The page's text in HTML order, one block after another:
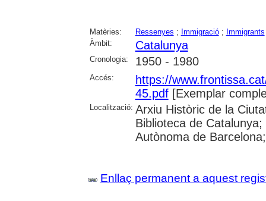
Matèries: Ressenyes ; Immigració; Immigrants
Àmbit:
Catalunya
Cronologia: 1950 - 1980
Accés:
https://
45.pdf[Exemplar
Localització: Arxiu Històric de la
Biblioteca de
Autònoma de
Enllaç permanent a aquest